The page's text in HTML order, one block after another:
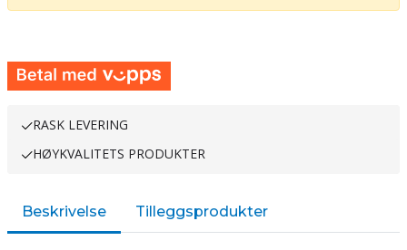
RASK LEVERING
HØYKVALITETS PRODUKTER
Beskrivelse Tilleggsprodukter